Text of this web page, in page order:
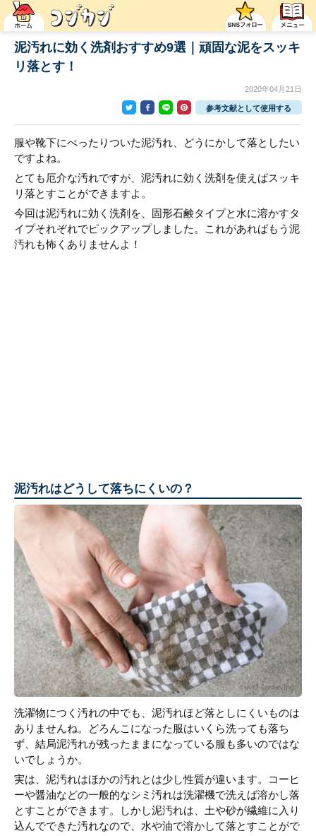
泥汚れに効く洗剤おすすめ9選｜頑固な泥をスッキ
リ落とす！
2020年04月21日
参考文献として使用する
服や靴下にべったりついた泥汚れ、どうにかして落としたい
ですよね。
とても厄介な汚れですが、泥汚れに効く洗剤を使えばスッキ
リ落とすことができますよ。
今回は泥汚れに効く洗剤を、固形石鹸タイプと水に溶かすタ
イプそれぞれでピックアップしました。これがあればもう泥
汚れも怖くありませんよ！
泥汚れはどうして落ちにくいの？
洗濯物につく汚れの中でも、泥汚れほど落としにくいものは
ありませんね。どろんこになった服はいくら洗っても落ち
ず、結局泥汚れが残ったままになっている服も多いのではな
いでしょうか。
実は、泥汚れはほかの汚れとは少し性質が違います。コーヒ
ーや醤油などの一般的なシミ汚れは洗濯機で洗えば溶かし落
とすことができます。しかし泥汚れは、土や砂が繊維に入り
込んでできた汚れなので、水や油で溶かして落とすことがで